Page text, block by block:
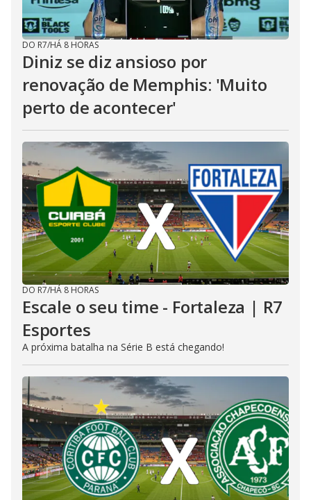
DO R7/HÁ 8 HORAS
Diniz se diz ansioso por
renovação de Memphis: 'Muito
perto de acontecer'
DO R7/HÁ 8 HORAS
Escale o seu time - Fortaleza | R7
Esportes
A próxima batalha na Série B está chegando!